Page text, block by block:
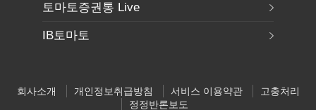
토마토증권통 Live
IB토마토
회사소개 개인정보취급방침 서비스 이용약관
고충처리
정정반론보도